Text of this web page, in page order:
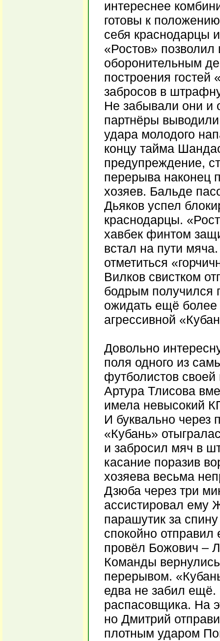
интереснее
готовы к
себя краснодарцы
«Ростов»
оборонительным
построения гостей
забросов в
Не забывали они и
партнёры
удара молодого
концу тайма
предупреждение,
перерыва наконец
хозяев. Бальде
Дьяков успел
краснодарцы.
хавбек финтом
встал на пути
отметиться
Вилков свистком
бодрым получился
ожидать ещё более
агрессивной
Довольно
поля одного из
футболистов
Артура Тлисова
имела невысокий
И буквально через
«Кубань»
и забросил мяч в
касание поразив
хозяева весьма
Дзюба через три
ассистировал ему
парашутик за
спокойно отправил
провёл Божович –
Команды
перерывом.
едва не забил
распасовщика. На
но Дмитрий
плотным ударом